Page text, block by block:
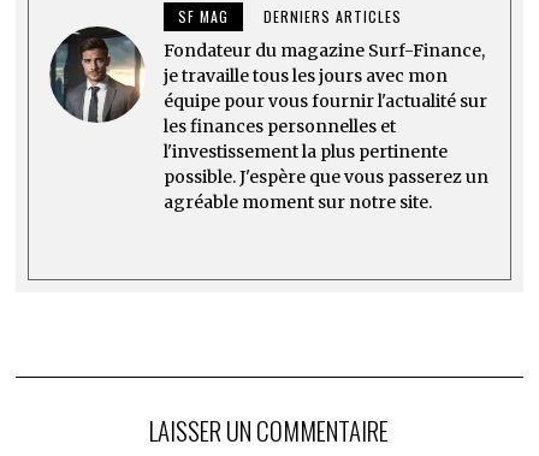
SF MAG DERNIERS ARTICLES
Fondateur du magazine Surf-Finance,
je travaille tous les jours avec mon
équipe pour vous fournir l'actualité sur
les finances personnelles et
l'investissement la plus pertinente
possible. J'espère que vous passerez un
agréable moment sur notre site.
LAISSER UN COMMENTAIRE